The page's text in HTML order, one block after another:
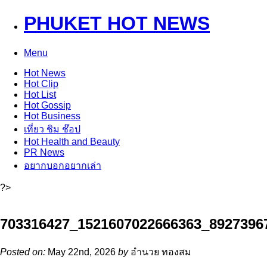
PHUKET HOT NEWS
Menu
HotNews
HotClip
HotList
HotGossip
HotBusiness
เที่ยว ชิม ช๊อป
HotHealth and Beauty
PR News
อยากบอกอยากเล่า
?>
Posted on: May 22nd, 2026 byอำนวย ทองสม